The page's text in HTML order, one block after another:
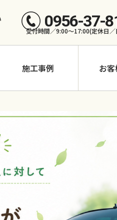
0956-37-
受付時間／9:00～17:00(定休日／
長
長
施工事例 お